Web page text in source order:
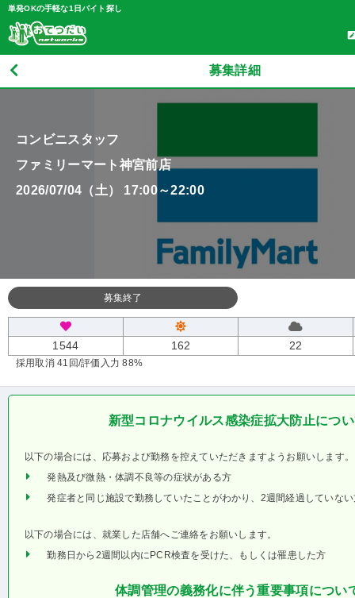
単発OKの手軽な1日バイト探し
募集詳細
コンビニスタッフ
ファミリーマート神宮前店
2026/07/04（土） 17:00～22:00
募集終了
1544 162 22
採用取消 41回/評価入力 88%
新型コロナウイルス感染症拡大防止につ
以下の場合には、応募および勤務を控えていただきますようお願いします。
発熱及び微熱・体調不良等の症状がある方
発症者と同じ施設で勤務していたことがわかり、2週間経過していな
以下の場合には、就業した店舗へご連絡をお願いします。
勤務日から2週間以内にPCR検査を受けた、もしくは罹患した方
体調管理の義務化に伴う重要事項につい